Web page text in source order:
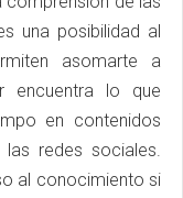
una posibilidad al
asomarte a
encuentra lo que
en contenidos
redes sociales.
al conocimiento si